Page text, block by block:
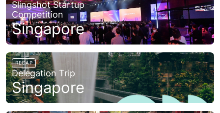
Slingshot Startup
Competition
Singapore
RECAP
Delegation Trip
Singapore